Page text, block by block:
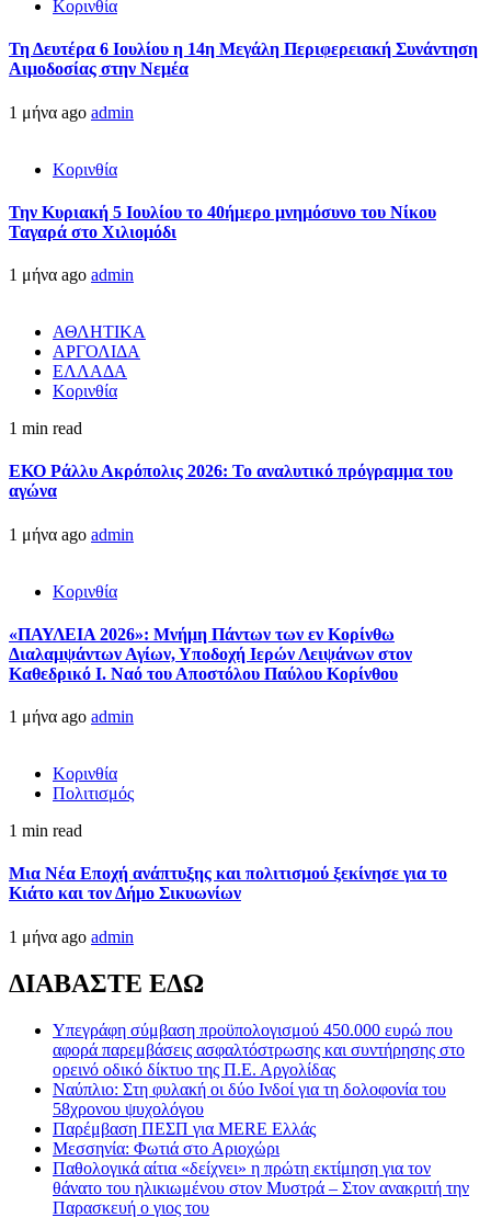
Κορινθία
Τη Δευτέρα 6 Ιουλίου η 14η Μεγάλη Περιφερειακή Συνάντηση
Αιμοδοσίας στην Νεμέα
1 μήνα ago admin
Κορινθία
Την Κυριακή 5 Ιουλίου το 40ήμερο μνημόσυνο του Νίκου
Ταγαρά στο Χιλιομόδι
1 μήνα ago admin
ΑΘΛΗΤΙΚΑ
ΑΡΓΟΛΙΔΑ
ΕΛΛΑΔΑ
Κορινθία
1 min read
ΕΚΟ Ράλλυ Ακρόπολις 2026: Το αναλυτικό πρόγραμμα του
αγώνα
1 μήνα ago admin
Κορινθία
«ΠΑΥΛΕΙΑ 2026»: Μνήμη Πάντων των εν Κορίνθω
Διαλαμψάντων Αγίων, Υποδοχή Ιερών Λειψάνων στον
Καθεδρικό Ι. Ναό του Αποστόλου Παύλου Κορίνθου
1 μήνα ago admin
Κορινθία
Πολιτισμός
1 min read
Μια Νέα Εποχή ανάπτυξης και πολιτισμού ξεκίνησε για το
Κιάτο και τον Δήμο Σικυωνίων
1 μήνα ago admin
ΔΙΑΒΑΣΤΕ ΕΔΩ
Υπεγράφη σύμβαση προϋπολογισμού 450.000 ευρώ που
αφορά παρεμβάσεις ασφαλτόστρωσης και συντήρησης στο
ορεινό οδικό δίκτυο της Π.Ε. Αργολίδας
Ναύπλιο: Στη φυλακή οι δύο Ινδοί για τη δολοφονία του
58χρονου ψυχολόγου
Παρέμβαση ΠΕΣΠ για MERE Ελλάς
Μεσσηνία: Φωτιά στο Αριοχώρι
Παθολογικά αίτια «δείχνει» η πρώτη εκτίμηση για τον
θάνατο του ηλικιωμένου στον Μυστρά – Στον ανακριτή την
Παρασκευή ο γιος του